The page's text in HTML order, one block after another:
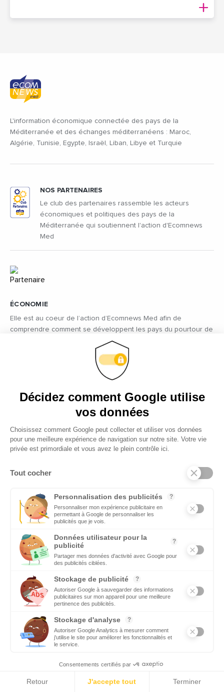
L'information économique connectée des pays de la
Méditerranée et des échanges méditerranéens : Maroc,
Algérie, Tunisie, Egypte, Israël, Liban, Libye et Turquie
ÉCONOMIE
Elle est au coeur de l’action d’Ecomnews Med afin de
comprendre comment se développent les pays du pourtour de
Ecomnews Med sélectionne tous les évènements,
pas manquer
Ecomnews Med veut démontrer la force que représente le
tissu des entreprises sur tous les bassins d’emploi des pays du
innovantes d’entre elles.
VIDÉOS
Retrouvez tous les reportages et interviews de terrain réalisés
par nos journalistes professionnels sur les acteurs les plus
EMPLOI
qui recherchent un emploi ou une formation.
DÉCIDEURS
Quels sont les décideurs qui font l’actualité économique et
politique des pays du pourtour de la Méditerranée.
NOS PARTENAIRES
Le club des partenaires rassemble les acteurs
économiques et politiques des pays de la
Méditerranée qui soutiennent l'action d'Ecomnews
Med
Décidez comment Google utilise
vos données
Choisissez comment Google peut collecter et utiliser vos données
pour une meilleure expérience de navigation sur notre site. Votre vie
privée est primordiale et vous avez le plein contrôle ici.
Tout cocher
Personnalisation des publicités ?
Personnaliser mon expérience publicitaire en
permettant à Google de personnaliser les
publicités que je vois.
Données utilisateur pour la
publicité
?
Partager mes données d'activité avec Google pour
des publicités ciblées.
Stockage de publicité ?
Autoriser Google à sauvegarder des informations
publicitaires sur mon appareil pour une meilleure
pertinence des publicités.
Stockage d'analyse ?
Autoriser Google Analytics à mesurer comment
j'utilise le site pour améliorer les fonctionnalités et
le service.
Consentements certifiés par
Retour J'accepte tout Terminer